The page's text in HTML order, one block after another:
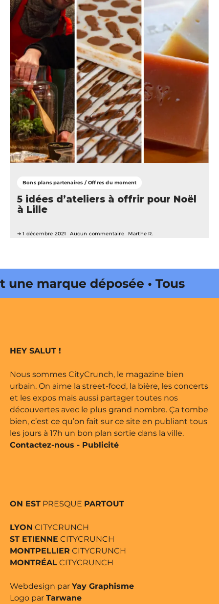
Bons plans partenaires / Offres du moment
5 idées d’ateliers à offrir pour Noël
à Lille
1 décembre 2021 Aucun commentaire Marthe R.
marque déposée • Tous droits
édité par Buena Onda Web •
HEY SALUT !
Nous sommes CityCrunch, le magazine bien
urbain. On aime la street-food, la bière, les concerts
et les expos mais aussi partager toutes nos
découvertes avec le plus grand nombre. Ça tombe
bien, c’est ce qu’on fait sur ce site en publiant tous
les jours à 17h un bon plan sortie dans la ville.
Contactez-nous - Publicité
ON EST PRESQUE PARTOUT
LYON CITYCRUNCH
ST ETIENNE CITYCRUNCH
MONTPELLIER CITYCRUNCH
MONTRÉAL CITYCRUNCH
Webdesign par Yay Graphisme
Logo par Tarwane